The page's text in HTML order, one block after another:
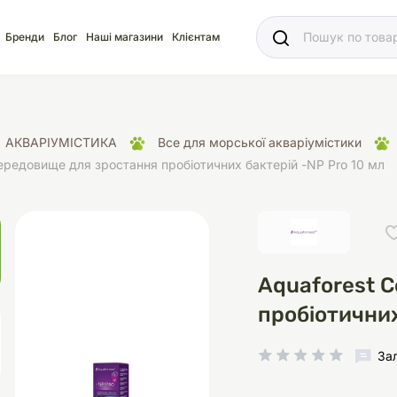
Здоров'я
Туалети та
для кліток Здоров'я
Здоров'я
акваріума
Бренди Блог Наші магазини Клієнтам
АКВАРІУМІСТИКА
Все для морської акваріумістики
для зростання пробіотичних бактерій -NP Pro 10 мл
Aquaforest